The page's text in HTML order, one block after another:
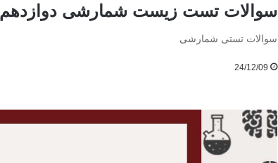
سوالات تست زیست شمارشی دوازدهم
سوالات تستی شمارشی
24/12/09